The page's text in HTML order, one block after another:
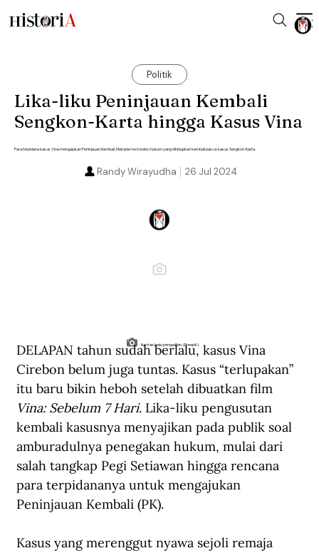
Politik
Lika-liku Peninjauan Kembali
Sengkon-Karta hingga Kasus Vina
Para terpidana kasus Vina mengajukan Peninjauan Kembali. Mekanisme koreksi hukum yang dihidupkan kembali pasca-kasus Sengkon-Karta.
26 Jul 2024
Randy Wirayudha
Ilustrasi palu pengadilan. (Freepik).
DELAPAN tahun sudah berlalu, kasus Vina
Cirebon belum juga tuntas. Kasus “terlupakan”
itu baru bikin heboh setelah dibuatkan film
Vina: Sebelum 7 Hari. Lika-liku pengusutan
kembali kasusnya menyajikan pada publik soal
amburadulnya penegakan hukum, mulai dari
salah tangkap Pegi Setiawan hingga rencana
para terpidananya untuk mengajukan
Peninjauan Kembali (PK).
Kasus yang merenggut nyawa sejoli remaja